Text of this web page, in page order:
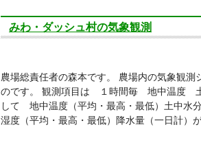
みわ・ダッシュ村の気象観測
農場総責任者の森本です。 農場内の気象観
のです。 観測項目は １時間毎 地中温度
して 地中温度（平均・最高・最低）土中水
湿度（平均・最高・最低）降水量（一日計